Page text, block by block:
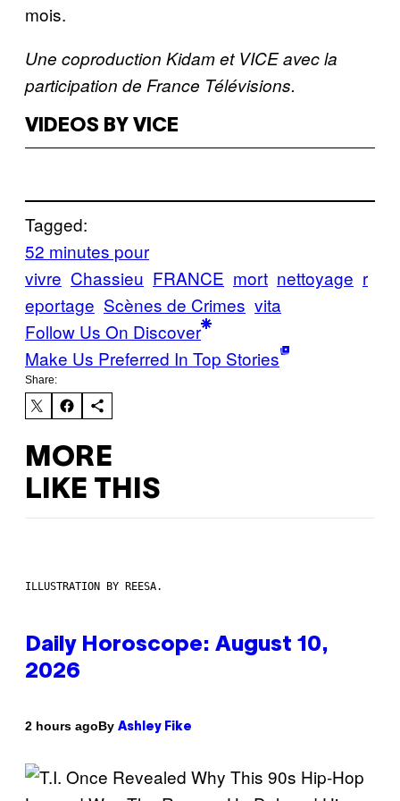
mois.
Une coproduction Kidam et VICE avec la
participation de France Télévisions.
VIDEOS BY VICE
Tagged:
52 minutes pour
vivre Chassieu FRANCE mort nettoyage r
eportage Scènes de Crimes vita
Follow Us On Discover
Make Us Preferred In Top Stories
Share:
MORE
LIKE THIS
ILLUSTRATION BY REESA.
Daily Horoscope: August 10,
2026
2 hours agoBy Ashley Fike